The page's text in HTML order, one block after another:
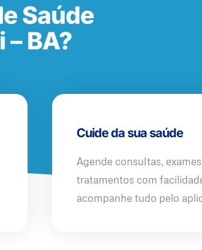
Saúde
BA?
Cuide da sua saúde
Agende consultas,
tratamentos com
acompanhe tudo pelo